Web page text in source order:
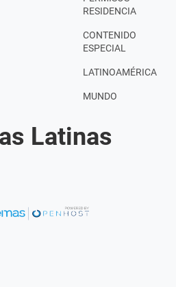
RESIDENCIA
CONTENIDO
ESPECIAL
LATINOAMÉRICA
MUNDO
Latinas